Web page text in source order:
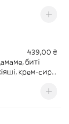
439,00 ₴
биті
крем-сир,